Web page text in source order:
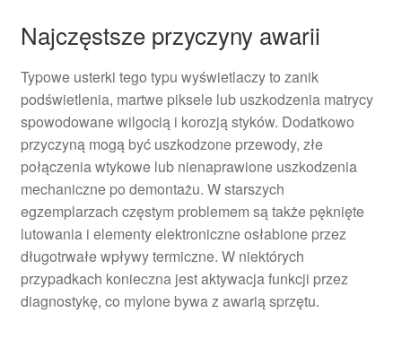
Najczęstsze przyczyny awarii
Typowe usterki tego typu wyświetlaczy to zanik
podświetlenia, martwe piksele lub uszkodzenia matrycy
spowodowane wilgocią i korozją styków. Dodatkowo
przyczyną mogą być uszkodzone przewody, złe
połączenia wtykowe lub nienaprawione uszkodzenia
mechaniczne po demontażu. W starszych
egzemplarzach częstym problemem są także pęknięte
lutowania i elementy elektroniczne osłabione przez
długotrwałe wpływy termiczne. W niektórych
przypadkach konieczna jest aktywacja funkcji przez
diagnostykę, co mylone bywa z awarią sprzętu.